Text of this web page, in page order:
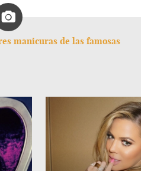
manicuras de las famosas